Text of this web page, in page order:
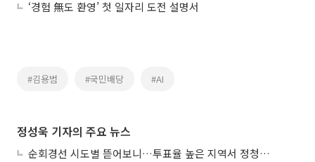
‘경험 無도 환영’ 첫 일자리 도전 설명서
#김용범 #국민배당 #AI
정성욱 기자의 주요 뉴스
순회경선 시도별 뜯어보니…투표율 높은 지역서 정청래 강세